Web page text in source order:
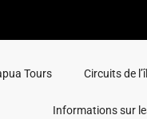
Tours Circuits de
Informations sur